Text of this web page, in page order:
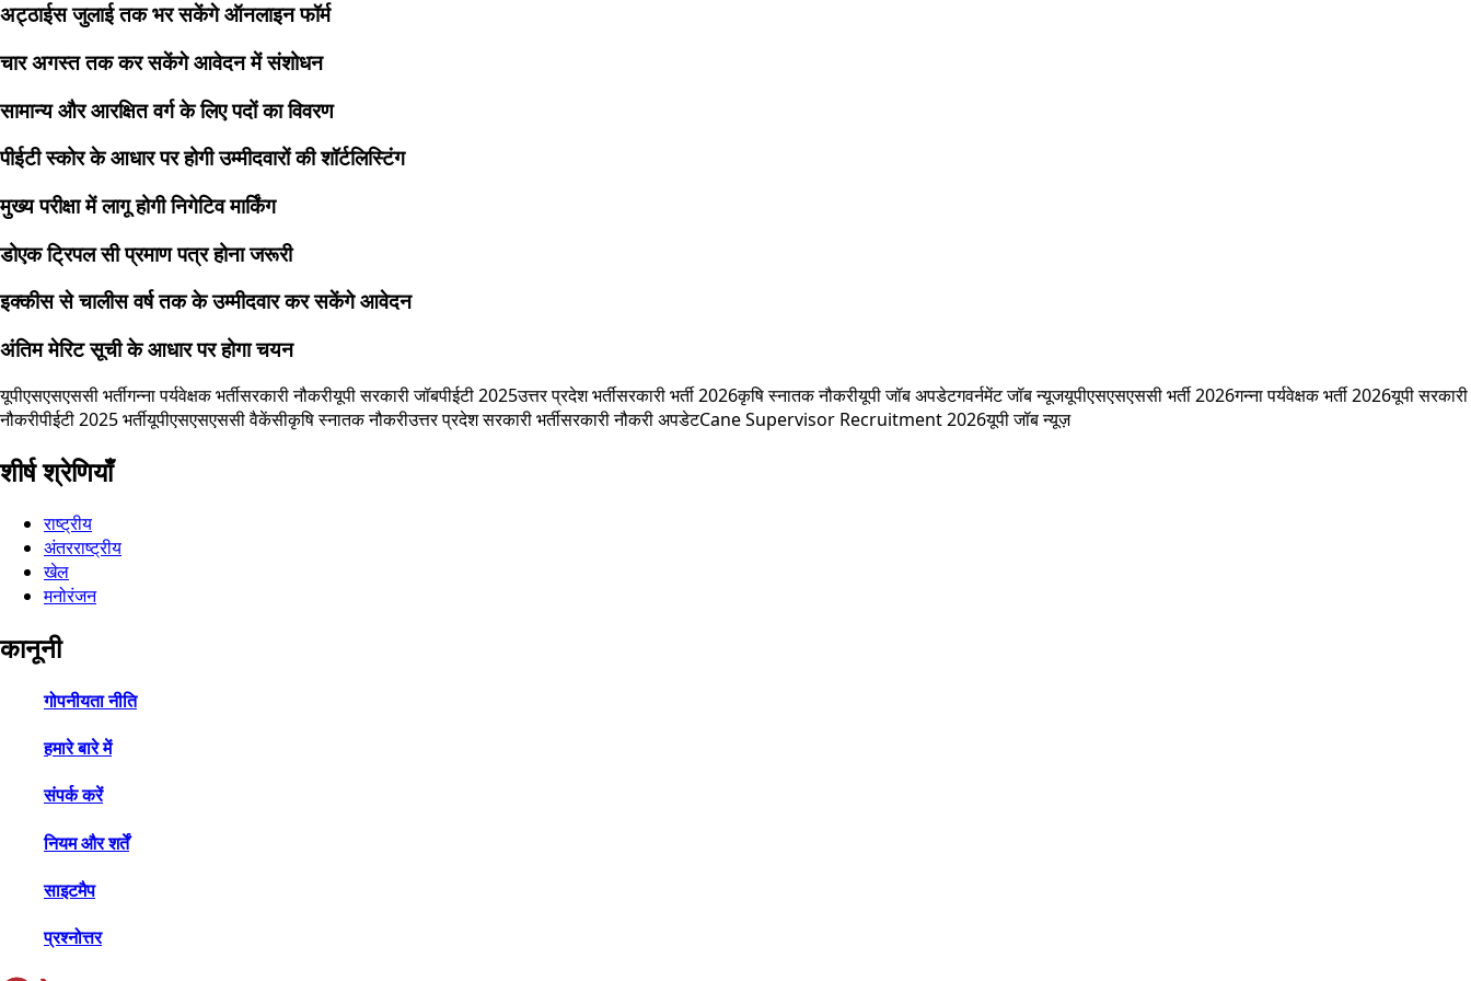
अट्ठाईस जुलाई तक भर सकेंगे ऑनलाइन फॉर्म
चार अगस्त तक कर सकेंगे आवेदन में संशोधन
सामान्य और आरक्षित वर्ग के लिए पदों का विवरण
पीईटी स्कोर के आधार पर होगी उम्मीदवारों की शॉर्टलिस्टिंग
मुख्य परीक्षा में लागू होगी निगेटिव मार्किंग
डोएक ट्रिपल सी प्रमाण पत्र होना जरूरी
इक्कीस से चालीस वर्ष तक के उम्मीदवार कर सकेंगे आवेदन
अंतिम मेरिट सूची के आधार पर होगा चयन
यूपीएसएसएससी भर्तीगन्ना पर्यवेक्षक भर्तीसरकारी नौकरीयूपी सरकारी जॉबपीईटी 2025उत्तर प्रदेश भर्तीसरकारी भर्ती 2026कृषि स्नातक नौकरीयूपी जॉब अपडेटगवर्नमेंट जॉब न्यूजयूपीएसएसएससी भर्ती 2026गन्ना पर्यवेक्षक भर्ती 2026यूपी सरकारी
नौकरीपीईटी 2025 भर्तीयूपीएसएसएससी वैकेंसीकृषि स्नातक नौकरीउत्तर प्रदेश सरकारी भर्तीसरकारी नौकरी अपडेटCane Supervisor Recruitment 2026यूपी जॉब न्यूज़
शीर्ष श्रेणियाँ
राष्ट्रीय
अंतरराष्ट्रीय
खेल
मनोरंजन
कानूनी
गोपनीयता नीति
हमारे बारे में
संपर्क करें
नियम और शर्तें
साइटमैप
प्रश्नोत्तर